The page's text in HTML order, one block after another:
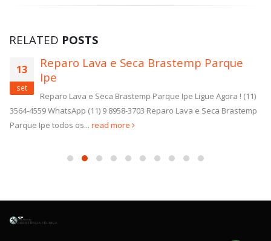
RELATED POSTS
13
set
Reparo Lava e Seca Brastemp Parque
Ipe
Reparo Lava e Seca Brastemp Parque Ipe Ligue Agora ! (11)
3564-4559 WhatsApp (11) 9 8958-3703 Reparo Lava e Seca Brastemp
Parque Ipe todos os... read more